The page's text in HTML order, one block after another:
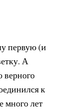
первую (и
А
верного
к
много лет